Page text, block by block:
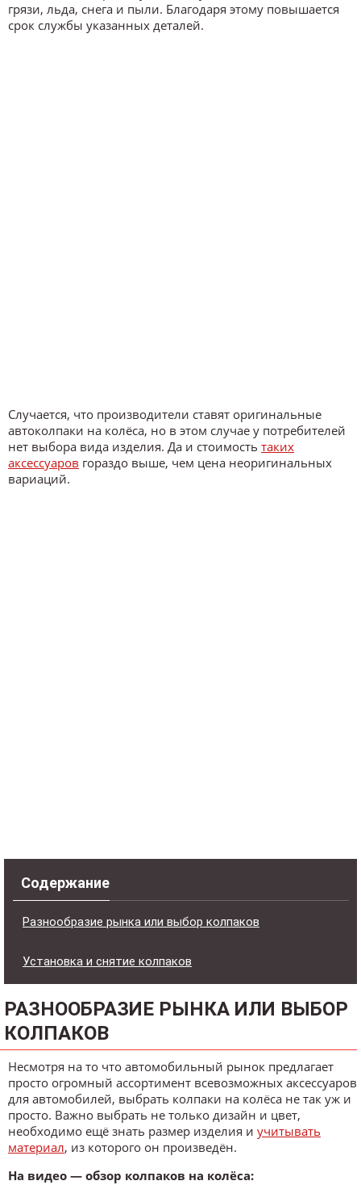
грязи, льда, снега и пыли. Благодаря этому повышается
срок службы указанных деталей.
Случается, что производители ставят оригинальные
автоколпаки на колёса, но в этом случае у потребителей
нет выбора вида изделия. Да и стоимость таких
аксессуаров гораздо выше, чем цена неоригинальных
вариаций.
Содержание
Разнообразие рынка или выбор колпаков
Установка и снятие колпаков
РАЗНООБРАЗИЕ РЫНКА ИЛИ ВЫБОР
КОЛПАКОВ
Несмотря на то что автомобильный рынок предлагает
просто огромный ассортимент всевозможных аксессуаров
для автомобилей, выбрать колпаки на колёса не так уж и
просто. Важно выбрать не только дизайн и цвет,
необходимо ещё знать размер изделия и учитывать
материал, из которого он произведён.
На видео — обзор колпаков на колёса: